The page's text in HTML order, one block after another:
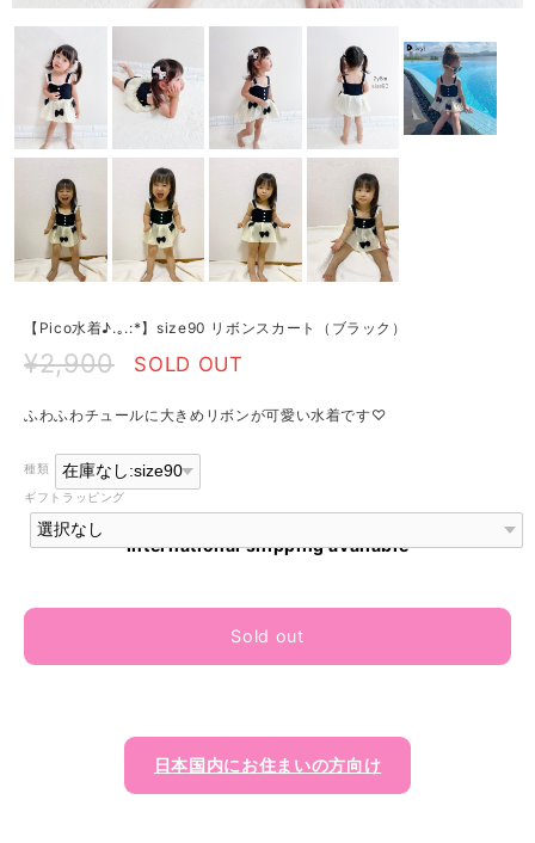
【Pico水着♪.｡.:*】size90 リボンスカート（ブラック）
¥2,900 SOLD OUT
ふわふわチュールに大きめリボンが可愛い水着です♡
種類
ギフトラッピング
International shipping available
Sold out
日本国内にお住まいの方向け